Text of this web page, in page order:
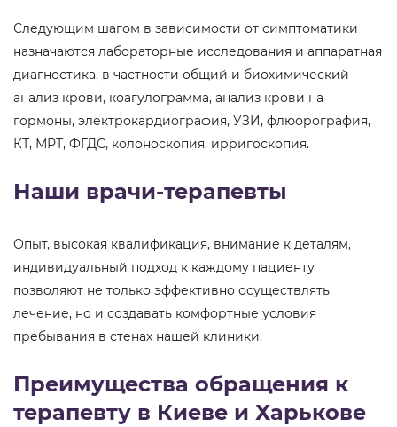
Следующим шагом в зависимости от симптоматики
назначаются лабораторные исследования и аппаратная
диагностика, в частности общий и биохимический
анализ крови, коагулограмма, анализ крови на
гормоны, электрокардиография, УЗИ, флюорография,
КТ, МРТ, ФГДС, колоноскопия, ирригоскопия.
Наши врачи-терапевты
Опыт, высокая квалификация, внимание к деталям,
индивидуальный подход к каждому пациенту
позволяют не только эффективно осуществлять
лечение, но и создавать комфортные условия
пребывания в стенах нашей клиники.
Преимущества обращения к
терапевту в Киеве и Харькове